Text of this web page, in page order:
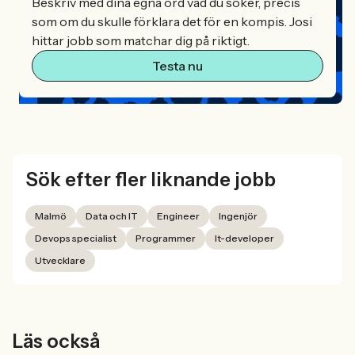
som om du skulle förklara det för en kompis. Josi
hittar jobb som matchar dig på riktigt.
Testa nu
Sök efter fler liknande jobb
Malmö Data och IT Engineer
Ingenjör
Devops specialist
Programmer
It-developer
Utvecklare
Läs också